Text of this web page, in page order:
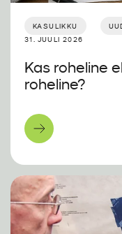
KASULIKKU
31. JUULI 2026
Kas roheline
roheline?